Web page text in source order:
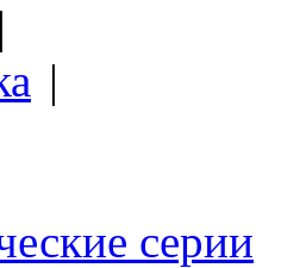
|
|
серии